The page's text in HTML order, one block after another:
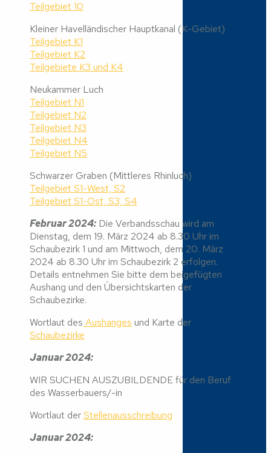
Teilgebiet 10
Kleiner Havelländischer Hauptkanal (K-Gebiet)
Teilgebiet K1
Teilgebiet K2
Teilgebiete K3 und K4
Neukammer Luch
Teilgebiet N1
Teilgebiet N2
Teilgebiet N3
Teilgebiet N4
Teilgebiet N5
Schwarzer Graben (Mittleres Rhinluch)
Teilgebiet S1-West, S2
Teilgebiet S1-Ost, S3, S4
Februar 2024: Die Verbandsschau wird am
Dienstag, dem 19. März 2024 ab 8.30 Uhr im
Schaubezirk 1 und am Mittwoch, dem 20. März
2024 ab 8.30 Uhr im Schaubezirk 2 erfolgen.
Details entnehmen Sie bitte dem beigefügten
Aushang und den Übersichtskarten der
Schaubezirke.
Wortlaut des Aushanges und Karte der
Schaubezirke
Januar 2024:
WIR SUCHEN AUSZUBILDENDE für den Beruf
des Wasserbauers/-in
Wortlaut derStellenausschreibung
Januar 2024: